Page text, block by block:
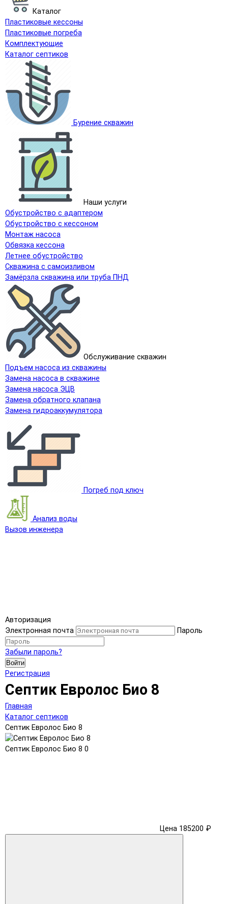
Каталог
Пластиковые кессоны
Пластиковые погреба
Комплектующие
Каталог септиков
Бурение скважин
Наши услуги
Обустройство с адаптером
Обустройство с кессоном
Монтаж насоса
Обвязка кессона
Летнее обустройство
Скважина с самоизливом
Замёрзла скважина или труба ПНД
Обслуживание скважин
Подъем насоса из скважины
Замена насоса в скважине
Замена насоса ЭЦВ
Замена обратного клапана
Замена гидроаккумулятора
Погреб под ключ
Анализ воды
Вызов инженера
Авторизация
Электронная почта
Пароль
Забыли пароль?
Войти
Регистрация
Септик Евролос Био 8
Главная
Каталог септиков
Септик Евролос Био 8
Септик Евролос Био 8 0
Цена 185200 ₽